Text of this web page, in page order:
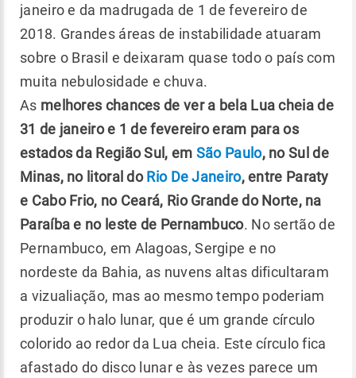
janeiro e da madrugada de 1 de fevereiro de
2018. Grandes áreas de instabilidade atuaram
sobre o Brasil e deixaram quase todo o país com
muita nebulosidade e chuva.
As melhores chances de ver a bela Lua cheia de
31 de janeiro e 1 de fevereiro eram para os
estados da Região Sul, em São Paulo, no Sul de
Minas, no litoral doRio De Janeiro, entre Paraty
e Cabo Frio, no Ceará, Rio Grande do Norte, na
Paraíba e no leste de Pernambuco. No sertão de
Pernambuco, em Alagoas, Sergipe e no
nordeste da Bahia, as nuvens altas dificultaram
a vizualiação, mas ao mesmo tempo poderiam
produzir o halo lunar, que é um grande círculo
colorido ao redor da Lua cheia. Este círculo fica
afastado do disco lunar e às vezes parece um